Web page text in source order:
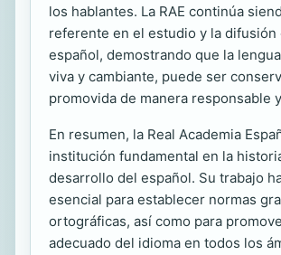
los hablantes. La RAE continúa
referente en el estudio y la difusión
español, demostrando que la
viva y cambiante, puede ser
promovida de manera responsable
En resumen, la Real Academia
institución fundamental en la
desarrollo del español. Su trabajo
esencial para establecer normas
ortográficas, así como para
adecuado del idioma en todos los